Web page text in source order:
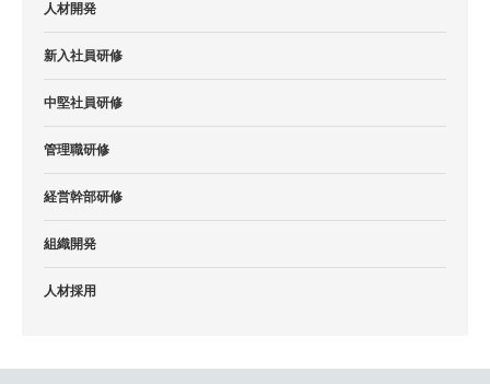
人材開発
新入社員研修
中堅社員研修
管理職研修
経営幹部研修
組織開発
人材採用